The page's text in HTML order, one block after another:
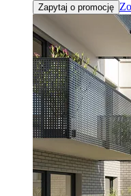
Zapytaj o promocję